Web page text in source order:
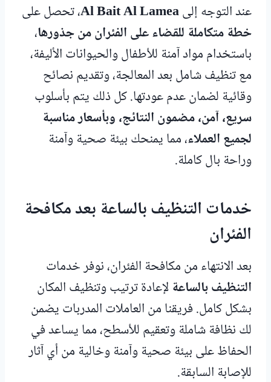
عند التوجه إلىAl Bait Al Lamea، تحصل على
خطة متكاملة للقضاء على الفئران من جذورها،
باستخدام مواد آمنة للأطفال والحيوانات الأليفة،
مع تنظيف شامل بعد المعالجة، وتقديم نصائح
وقائية لضمان عدم عودتها. كل ذلك يتم بأسلوب
سريع، آمن، مضمون النتائج، وبأسعار مناسبة
لجميع العملاء، مما يمنحك بيئة صحية وآمنة
وراحة بال كاملة.
خدمات التنظيف بالساعة بعد مكافحة
الفئران
بعد الانتهاء من مكافحة الفئران، نوفر خدمات
التنظيف بالساعةلإعادة ترتيب وتنظيف المكان
بشكل كامل. فريقنا من العاملات المدربات يضمن
لك نظافة شاملة وتعقيم للأسطح، مما يساعد في
الحفاظ على بيئة صحية وآمنة وخالية من أي آثار
للإصابة السابقة.